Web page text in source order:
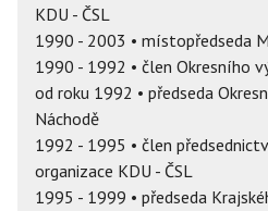
KDU - ČSL
1990 - 2003 • místopředseda
1990 - 1992 • člen Okresního
od roku 1992 • předseda
Náchodě
1992 - 1995 • člen
organizace KDU - ČSL
1995 - 1999 • předseda